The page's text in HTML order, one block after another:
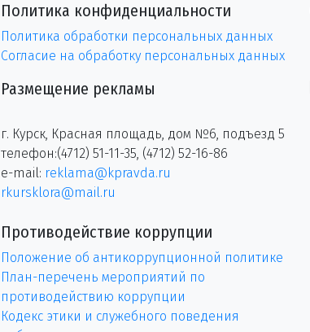
Политика конфиденциальности
Политика обработки персональных данных
Согласие на обработку персональных данных
Размещение рекламы
г. Курск, Красная площадь, дом №6, подъезд 5
телефон:(4712) 51-11-35, (4712) 52-16-86
e-mail: reklama@kpravda.ru
rkursklora@mail.ru
Противодействие коррупции
Положение об антикоррупционной политике
План-перечень мероприятий по
противодействию коррупции
Кодекс этики и служебного поведения